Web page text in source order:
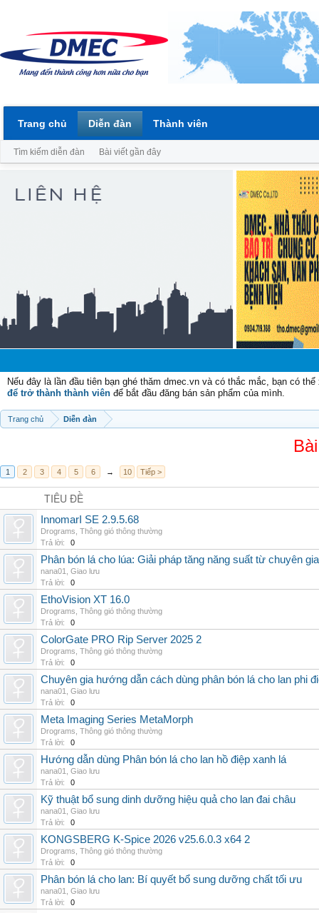
Nếu đây là lần đầu tiên bạn ghé thăm dmec.vn và có thắc mắc, bạn có
để trở thành thành viên để bắt đầu đăng bán sản phẩm của mình.
Trang chủ Diễn đàn
1 2 3 4 5 6 → 10 Tiếp >
TIÊU ĐỀ
InnomarI SE 2.9.5.68
Drograms Thông gió thông thường
Trả lời:
0
Phân bón lá cho lúa: Giải pháp tăng năng suất từ chuyên gia
nana01
Giao lưu
Trả lời:
0
EthoVision XT 16.0
Drograms Thông gió thông thường
Trả lời:
0
ColorGate PRO Rip Server 2025 2
Drograms Thông gió thông thường
Trả lời:
0
Chuyên gia hướng dẫn cách dùng phân bón lá cho lan phi
nana01
Giao lưu
Trả lời:
0
Meta Imaging Series MetaMorph
Drograms Thông gió thông thường
Trả lời:
0
Hướng dẫn dùng Phân bón lá cho lan hồ điệp xanh lá
nana01
Giao lưu
Trả lời:
0
Kỹ thuật bổ sung dinh dưỡng hiệu quả cho lan đai châu
nana01
Giao lưu
Trả lời:
0
KONGSBERG K-Spice 2026 v25.6.0.3 x64 2
Drograms Thông gió thông thường
Trả lời:
0
Phân bón lá cho lan: Bí quyết bổ sung dưỡng chất tối ưu
nana01
Giao lưu
Trả lời:
0
Trang chủ Diễn đàn
Tìm kiếm diễn đàn Bài viết gần đây
Thành viên